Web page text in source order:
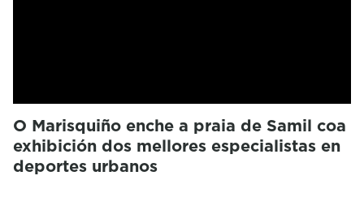
O Marisquiño enche a praia de Samil coa
exhibición dos mellores especialistas en
deportes urbanos